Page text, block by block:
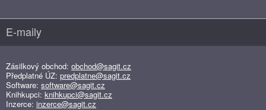
E-maily
Zásilkový obchod: obchod@sagit.cz
Předplatné ÚZ: predplatne@sagit.cz
Software: software@sagit.cz
Knihkupci: knihkupci@sagit.cz
Inzerce: inzerce@sagit.cz